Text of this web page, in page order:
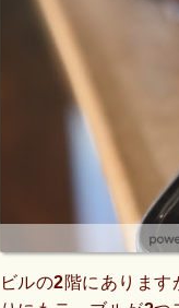
ビルの2階にありま